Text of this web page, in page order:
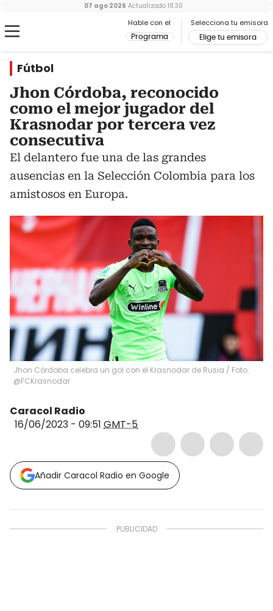
Hable con el
Programa
Selecciona tu emisora
Elige tu emisora
07 ago 2026 Actualizado 18:30
Fútbol
Jhon Córdoba, reconocido
como el mejor jugador del
Krasnodar por tercera vez
consecutiva
El delantero fue una de las grandes
ausencias en la Selección Colombia para los
amistosos en Europa.
Jhon Córdoba celebra un gol con el Krasnodar de Rusia / Foto:
@FCKrasnodar
Caracol Radio
16/06/2023 - 09:51 GMT-5
Añadir Caracol Radio en Google